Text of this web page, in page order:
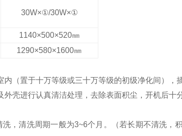
30W×①/30W×①
1140×500×520㎜
1290×580×1600㎜
（置于十万等级或三十万等级的初级净化间），
壳进行认真清洁处理，去除表面积尘，开机后十
，清洗周期一般为3~6个月。（若长期不清洗，